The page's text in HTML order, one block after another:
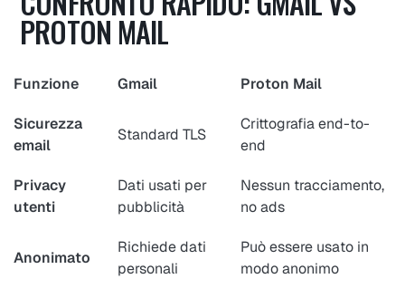
PROTON MAIL
Funzione Gmail Proton Mail
Sicurezza
email
Standard TLS
Crittografia end-to-
end
Privacy
utenti
Dati usati per
pubblicità
Nessun tracciamento,
no ads
Anonimato
Richiede dati
personali
Può essere usato in
modo anonimo